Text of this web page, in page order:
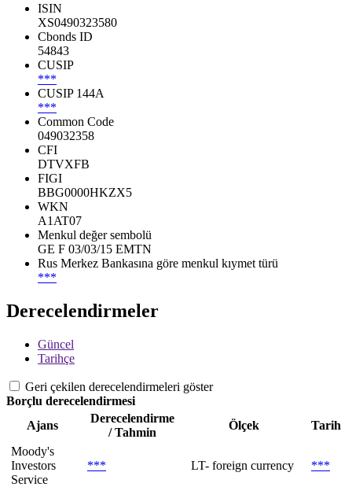
ISIN
XS0490323580
Cbonds ID
54843
CUSIP
***
CUSIP 144A
***
Common Code
049032358
CFI
DTVXFB
FIGI
BBG0000HKZX5
WKN
A1AT07
Menkul değer sembolü
GE F 03/03/15 EMTN
Rus Merkez Bankasına göre menkul kıymet türü
***
Derecelendirmeler
Güncel
Tarihçe
Geri çekilen derecelendirmeleri göster
Borçlu derecelendirmesi
Ajans
Derecelendirme
/ Tahmin
Ölçek
Tarih
Moody's
Investors
Service
*** LT- foreign currency ***